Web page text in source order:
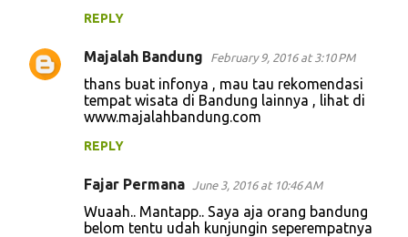
REPLY
Majalah Bandung February 9, 2016 at 3:10 PM
thans buat infonya , mau tau rekomendasi
tempat wisata di Bandung lainnya , lihat di
www.majalahbandung.com
REPLY
Fajar Permana June 3, 2016 at 10:46 AM
Wuaah.. Mantapp.. Saya aja orang bandung
belom tentu udah kunjungin seperempatnya